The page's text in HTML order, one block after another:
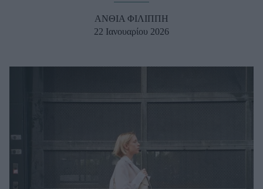
Beauty - Ομορφιά
Μαλλιά - Νύχια
Ψυχολογία
Υγεία + Διατροφή
ΑΝΘΙΑ ΦΙΛΙΠΠΗ
22 Ιανουαρίου 2026